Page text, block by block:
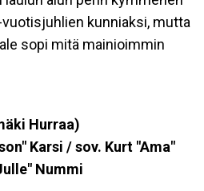
kunniaksi, mutta
sopi mitä mainioimmin
Hurraa)
Karsi / sov. Kurt "Ama"
Nummi